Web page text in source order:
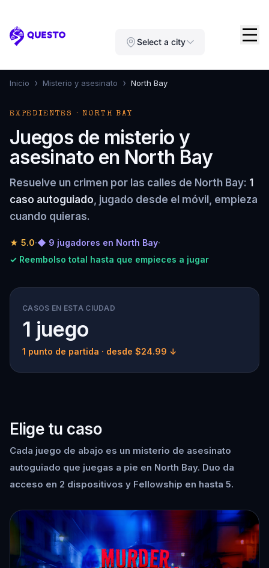
Questo Select a city
Inicio › Misterio y asesinato › North Bay
EXPEDIENTES · NORTH BAY
Juegos de misterio y
asesinato en North Bay
Resuelve un crimen por las calles de North Bay: 1
caso autoguiado, jugado desde el móvil, empieza
cuando quieras.
★ 5.0·◆ 9 jugadores en North Bay·
✓ Reembolso total hasta que empieces a jugar
CASOS EN ESTA CIUDAD
1 juego
1 punto de partida · desde $24.99 ↓
Elige tu caso
Cada juego de abajo es un misterio de asesinato
autoguiado que juegas a pie en North Bay. Duo da
acceso en 2 dispositivos y Fellowship en hasta 5.